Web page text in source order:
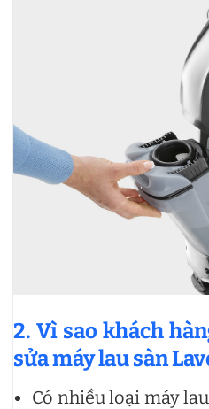
2. Vì sao khách
sửa máy lau sàn
Có nhiều loại máy